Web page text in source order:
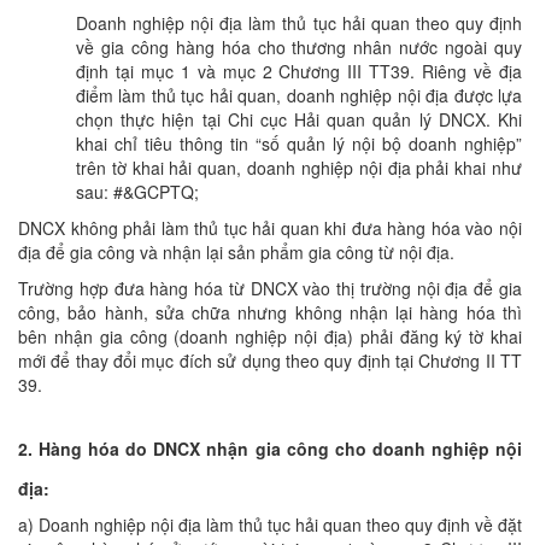
Doanh nghiệp nội địa làm thủ tục hải quan theo quy định
về gia công hàng hóa cho thương nhân nước ngoài quy
định tại mục 1 và mục 2 Chương III TT39. Riêng về địa
điểm làm thủ tục hải quan, doanh nghiệp nội địa được lựa
chọn thực hiện tại Chi cục Hải quan quản lý DNCX. Khi
khai chỉ tiêu thông tin “số quản lý nội bộ doanh nghiệp”
trên tờ khai hải quan, doanh nghiệp nội địa phải khai như
sau: #&GCPTQ;
DNCX không phải làm thủ tục hải quan khi đưa hàng hóa vào nội
địa để gia công và nhận lại sản phẩm gia công từ nội địa.
Trường hợp đưa hàng hóa từ DNCX vào thị trường nội địa để gia
công, bảo hành, sửa chữa nhưng không nhận lại hàng hóa thì
bên nhận gia công (doanh nghiệp nội địa) phải đăng ký tờ khai
mới để thay đổi mục đích sử dụng theo quy định tại Chương II TT
39.
2. Hàng hóa do DNCX nhận gia công cho doanh nghiệp nội
địa:
a) Doanh nghiệp nội địa làm thủ tục hải quan theo quy định về đặt